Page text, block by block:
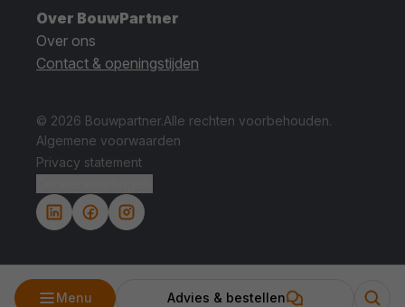
Menu Advies & bestellen
Over BouwPartner
Over ons
Contact & openingstijden
© 2026 Bouwpartner.Alle rechten voorbehouden.
Algemene voorwaarden
Privacy statement